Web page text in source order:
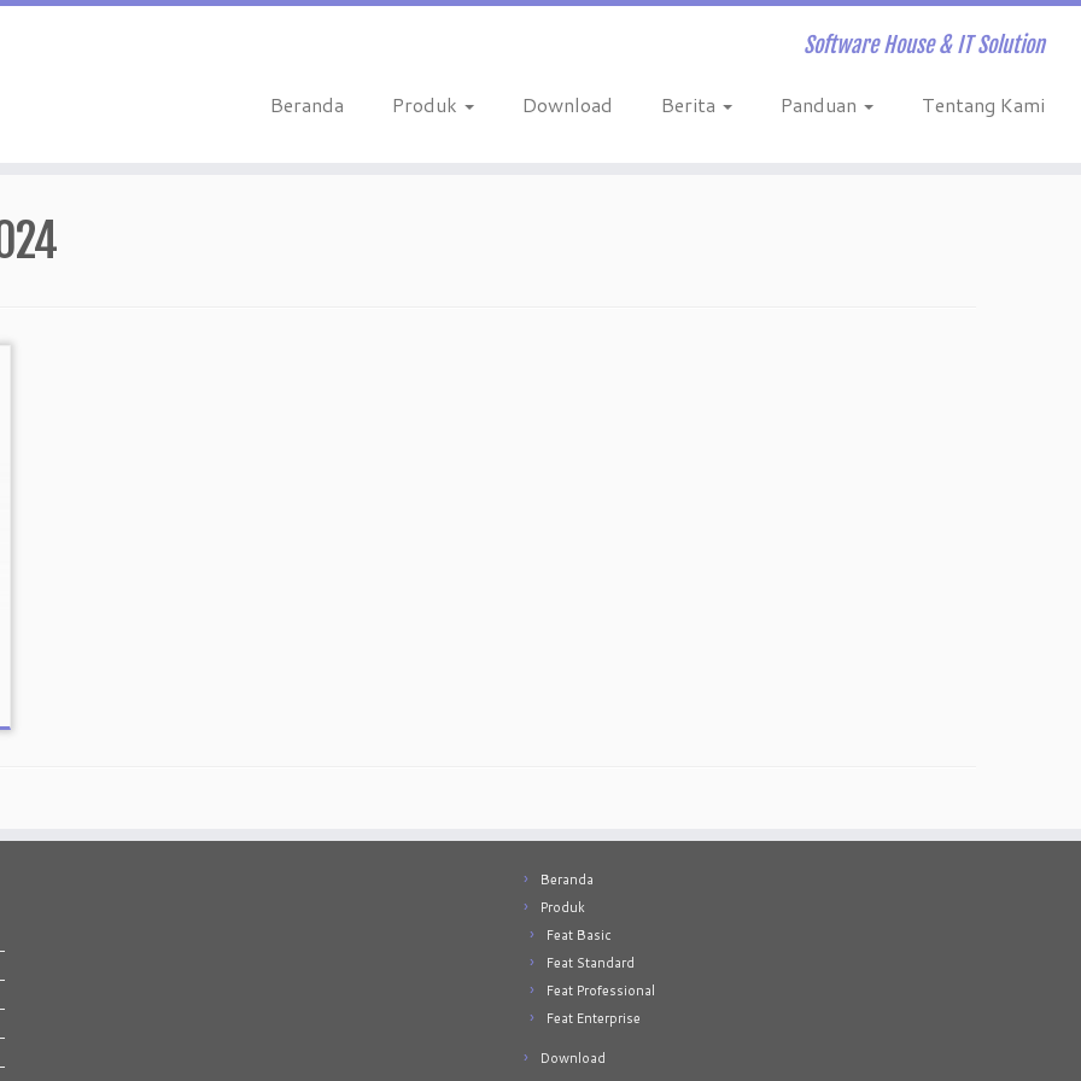
Software House & IT Solution
Beranda Produk Download Berita Panduan Tentang Kami
Beranda
Produk
Feat Basic
Feat Standard
Feat Professional
Feat Enterprise
Download